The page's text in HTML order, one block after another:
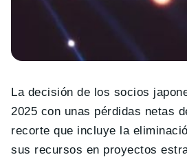
La decisión de los socios
2025 con unas pérdidas netas
recorte que incluye la
sus recursos en proyectos